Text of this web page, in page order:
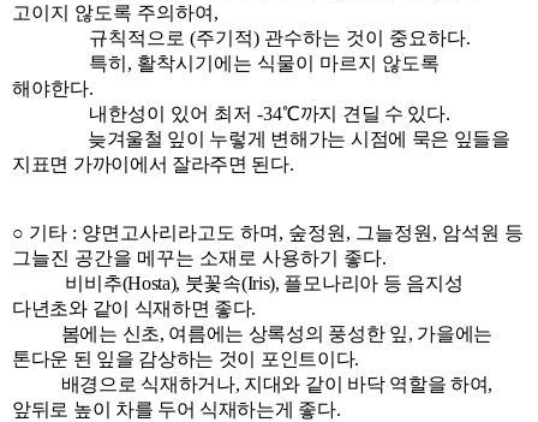
고이지 않도록 주의하여,
규칙적으로 (주기적) 관수하는 것이 중요하다.
특히, 활착시기에는 식물이 마르지 않도록
해야한다.
내한성이 있어 최저 -34℃까지 견딜 수 있다.
늦겨울철 잎이 누렇게 변해가는 시점에 묵은 잎들을
지표면 가까이에서 잘라주면 된다.
○ 기타 : 양면고사리라고도 하며, 숲정원, 그늘정원, 암석원 등
그늘진 공간을 메꾸는 소재로 사용하기 좋다.
비비추(Hosta), 붓꽃속(Iris), 플모나리아 등 음지성
다년초와 같이 식재하면 좋다.
봄에는 신초, 여름에는 상록성의 풍성한 잎, 가을에는
톤다운 된 잎을 감상하는 것이 포인트이다.
배경으로 식재하거나, 지대와 같이 바닥 역할을 하여,
앞뒤로 높이 차를 두어 식재하는게 좋다.